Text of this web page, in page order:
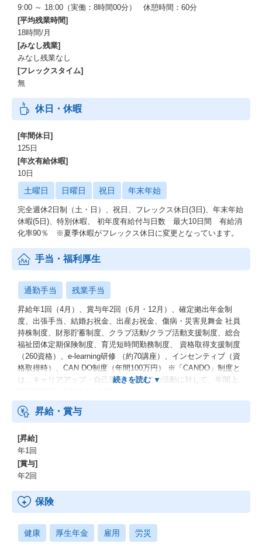
・React研修
ハンズオンで基本から応用まで開発を実践、ポートフォリオを作
成まで行います。
・アジャイル研修
アジャイル開発の基礎をe-learningで実施します。
また上級者には認定スクラムマスターの研修受講と資格取得をサ
ポート！
・Udemy
オンライン学習プラットフォームUdemyの企業アカウントを貸与
します。
・上流力強化
エンジニア主体の取り組みとしてベテランPMによる上級SE/PMに
なるには？
など、様々な講座を実施しています。
上記以外にもAWSの研修など豊富な研修をご用意しております。
9:00 ～ 18:00（実働：8時間00分） 休憩時間：60分
[平均残業時間]
18時間/月
[みなし残業]
みなし残業なし
[フレックスタイム]
無
休日・休暇
[年間休日]
125日
[年次有給休暇]
10日
土曜日 日曜日 祝日 年末年始
完全週休2日制（土・日）、祝日、フレックス休日(3日)、年末年始
休暇(5日)、特別休暇、 初年度有給付与日数 最大10日間 有給消
化率90％ ※夏季休暇がフレックス休日に変更となっています。
手当・福利厚生
通勤手当 残業手当
昇給年1回（4月）、賞与年2回（6月・12月）、確定拠出年金制
度、出張手当、結婚お祝金、出産お祝金、傷病・災害見舞金 社員
持株制度、財形貯蓄制度、クラブ活動/クラブ活動支援制度、総合
福祉団体定期保険制度、育児短時間勤務制度、 資格取得支援制度
（260資格）、e-learning研修 （約70講座）、インセンティブ（資
格取得時）、CAN DO制度（年間100万円） ※「CANDO」制度と
は…キャリアアップ・自己実現に向けての活動に対して、年間上
昇給・賞与
[昇給]
年1回
[賞与]
年2回
保険
健康 厚生年金 雇用 労災